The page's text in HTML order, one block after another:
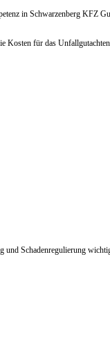
in Schwarzenberg KFZ
Kosten für das
Schadenregulierung